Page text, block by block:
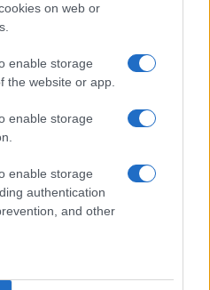
on web or
enable storage
the website or app.
enable storage
enable storage
authentication
and other